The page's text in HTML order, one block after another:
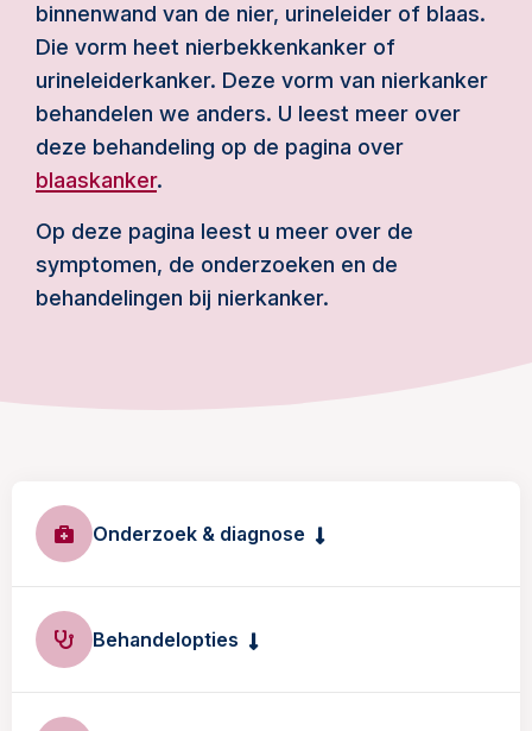
binnenwand van de nier, urineleider of blaas.
Die vorm heet nierbekkenkanker of
urineleiderkanker. Deze vorm van nierkanker
behandelen we anders. U leest meer over
deze behandeling op de pagina over
blaaskanker.
Op deze pagina leest u meer over de
symptomen, de onderzoeken en de
behandelingen bij nierkanker.
Onderzoek & diagnose
Behandelopties